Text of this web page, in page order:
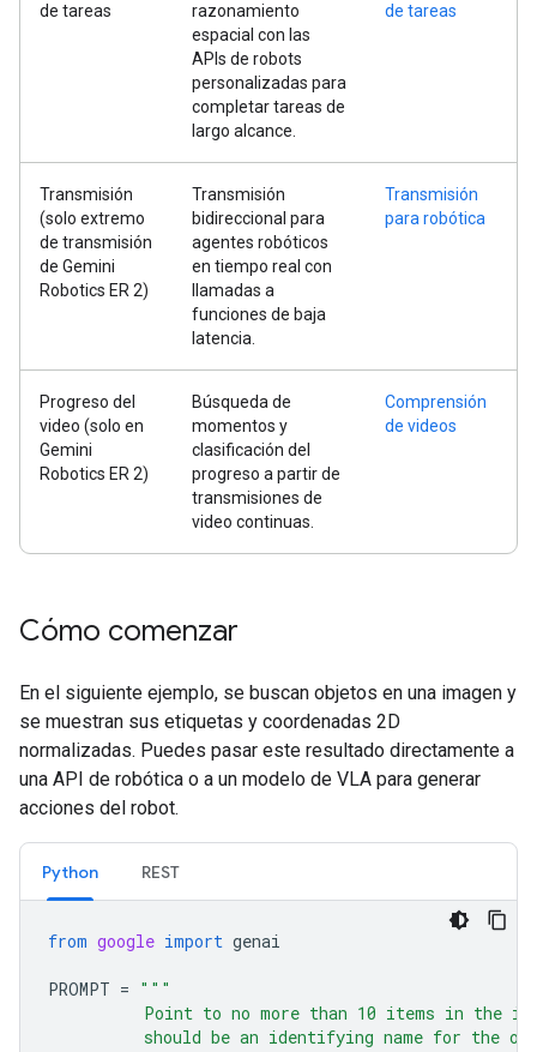
de tareas
razonamiento
espacial con las
APIs de robots
personalizadas para
completar tareas de
largo alcance.
de tareas
Transmisión
(solo extremo
de transmisión
de Gemini
Robotics ER 2)
Transmisión
bidireccional para
agentes robóticos
en tiempo real con
llamadas a
funciones de baja
latencia.
Transmisión
para robótica
Progreso del
video (solo en
Gemini
Robotics ER 2)
Búsqueda de
momentos y
clasificación del
progreso a partir de
transmisiones de
video continuas.
Comprensión
de videos
Cómo comenzar
En el siguiente ejemplo, se buscan objetos en una imagen y
se muestran sus etiquetas y coordenadas 2D
normalizadas. Puedes pasar este resultado directamente a
una API de robótica o a un modelo de VLA para generar
acciones del robot.
Python REST
from google import genai
PROMPT = """
Point to no more than 10 items in the
should be an identifying name for the